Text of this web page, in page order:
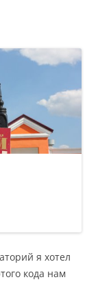
я хотел
кода нам